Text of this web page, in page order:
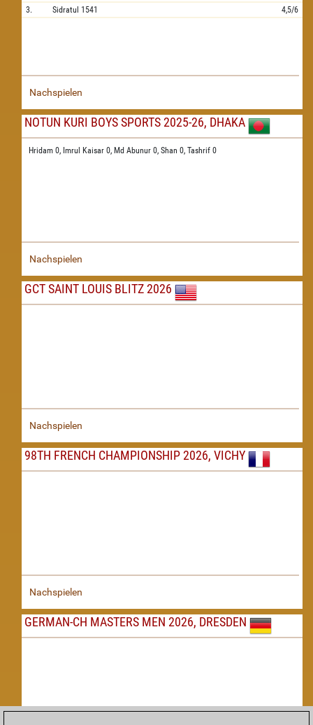
3.
Sidratul 1541 4,5/6
Nachspielen
NOTUN KURI BOYS SPORTS 2025-26, DHAKA
Hridam 0, Imrul Kaisar 0, Md Abunur 0, Shan 0, Tashrif 0
Nachspielen
GCT SAINT LOUIS BLITZ 2026
Nachspielen
98TH FRENCH CHAMPIONSHIP 2026, VICHY
Nachspielen
GERMAN-CH MASTERS MEN 2026, DRESDEN